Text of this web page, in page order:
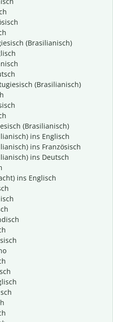
(Brasilianisch)
(Brasilianisch)
(Brasilianisch)
ins Englisch
ins Französisch
ins Deutsch
ins Englisch